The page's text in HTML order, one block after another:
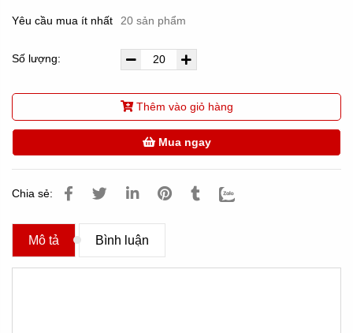
Yêu cầu mua ít nhất 20 sản phẩm
Số lượng:
Thêm vào giỏ hàng
Mua ngay
Chia sẻ:
Mô tả Bình luận